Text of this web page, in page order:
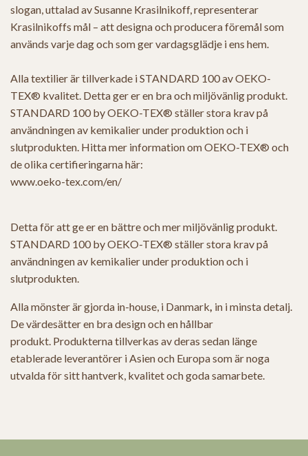
slogan, uttalad av Susanne Krasilnikoff, representerar
Krasilnikoffs mål – att designa och producera föremål som
används varje dag och som ger vardagsglädje i ens hem.
Alla textilier är tillverkade i STANDARD 100 av OEKO-
TEX® kvalitet. Detta ger er en bra och miljövänlig produkt.
STANDARD 100 by OEKO-TEX® ställer stora krav på
användningen av kemikalier under produktion och i
slutprodukten. Hitta mer information om OEKO-TEX® och
de olika certifieringarna här:
www.oeko-tex.com/en/
Detta för att ge er en bättre och mer miljövänlig produkt.
STANDARD 100 by OEKO-TEX® ställer stora krav på
användningen av kemikalier under produktion och i
slutprodukten.
Alla mönster är gjorda in-house, i Danmark, in i minsta detalj.
De värdesätter en bra design och en hållbar
produkt. Produkterna tillverkas av deras sedan länge
etablerade leverantörer i Asien och Europa som är noga
utvalda för sitt hantverk, kvalitet och goda samarbete.